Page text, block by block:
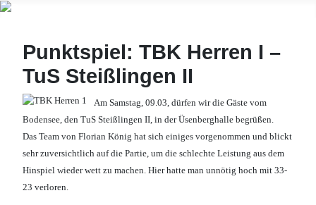
Punktspiel: TBK Herren I –
TuS Steißlingen II
Am Samstag, 09.03, dürfen wir die Gäste vom
Bodensee, den TuS Steißlingen II, in der Üsenberghalle begrüßen.
Das Team von Florian König hat sich einiges vorgenommen und blickt
sehr zuversichtlich auf die Partie, um die schlechte Leistung aus dem
Hinspiel wieder wett zu machen. Hier hatte man unnötig hoch mit 33-
23 verloren.